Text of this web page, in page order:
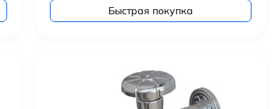
Быстрая покупка